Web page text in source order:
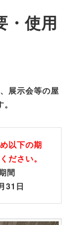
・使用
展示会等の屋
以下の期
ださい。
間
31日